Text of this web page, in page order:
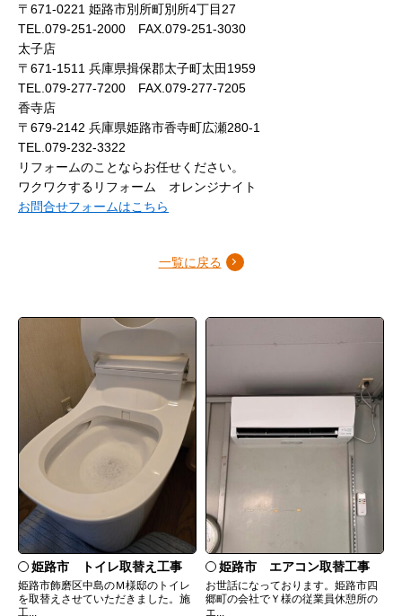
〒671-0221 姫路市別所町別所4丁目27
TEL.079-251-2000 FAX.079-251-3030
太子店
〒671-1511 兵庫県揖保郡太子町太田1959
TEL.079-277-7200 FAX.079-277-7205
香寺店
〒679-2142 兵庫県姫路市香寺町広瀬280-1
TEL.079-232-3322
リフォームのことならお任せください。
ワクワクするリフォーム オレンジナイト
お問合せフォームはこちら
一覧に戻る
姫路市 トイレ取替え工事
姫路市飾磨区中島のＭ様邸のトイレ
を取替えさせていただきました。施
工...
姫路市 エアコン取替工事
お世話になっております。姫路市四
郷町の会社でＹ様の従業員休憩所の
エ...